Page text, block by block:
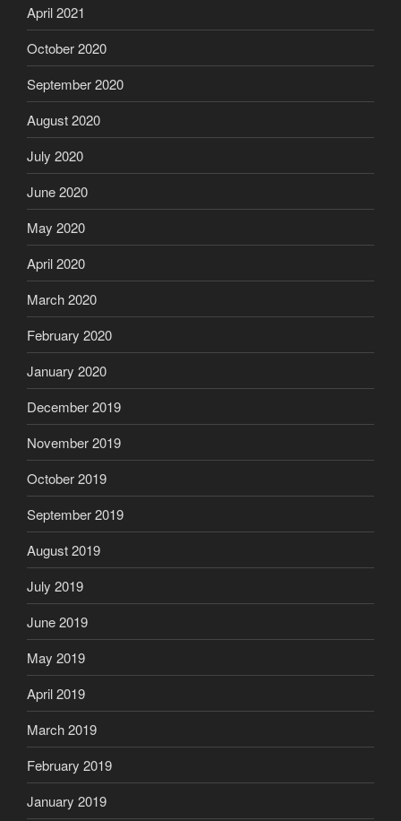
April 2021
October 2020
September 2020
August 2020
July 2020
June 2020
May 2020
April 2020
March 2020
February 2020
January 2020
December 2019
November 2019
October 2019
September 2019
August 2019
July 2019
June 2019
May 2019
April 2019
March 2019
February 2019
January 2019